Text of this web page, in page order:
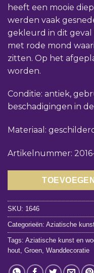
heeft een mooie
werden vaak
gekleurd in dit geval
met rode mond
zitten. Op het
worden.
Conditie: antiek,
beschadigingen in
Materiaal:
Artikelnummer:
SKU: 1646
Categorieën: Aziatische
Tags: Aziatische kunst en
hout Groen Wanddecoratie